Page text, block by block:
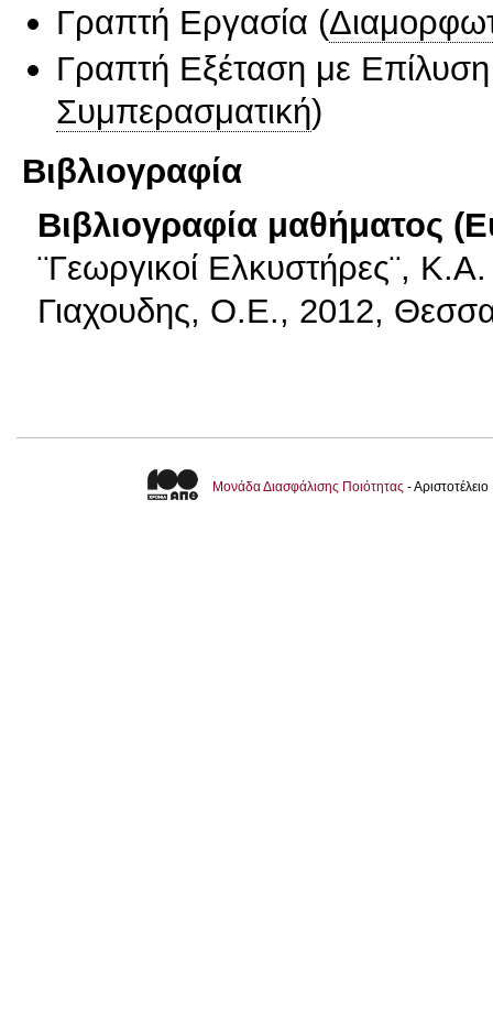
Γραπτή Εργασία (
Γραπτή Εξέταση με
Συμπερασματική)
Βιβλιογραφία
Βιβλιογραφία μαθήματος
¨Γεωργικοί Ελκυστήρες¨,
Γιαχουδης, Ο.Ε., 2012,
Μονάδα Διασφάλισης Ποιότητας -